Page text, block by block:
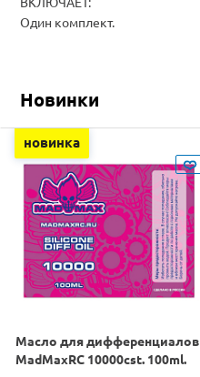
Один комплект.
Новинки
новинка
Масло для дифференциалов
MadMaxRC 10000cst. 100ml.